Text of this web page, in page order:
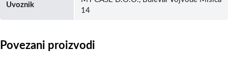
Uvoznik
14
Povezani proizvodi